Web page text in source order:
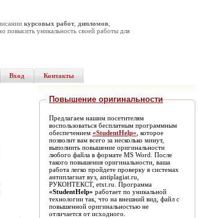
курсовых работ, дипломов
повысить уникальность своей работы для
Вход Контакты
Повышение оригинальности
Предлагаем нашим посетителям
воспользоваться бесплатным программным
обеспечением «StudentHelp» , которое
позволит вам всего за несколько минут,
выполнить повышение оригинальности
любого файла в формате MS Word. После
такого повышения оригинальности, ваша
работа легко пройдете проверку в системах
антиплагиат вуз, antiplagiat.ru,
РУКОНТЕКСТ, etxt.ru. Программа
«StudentHelp» работает по уникальной
технологии так, что на внешний вид, файл с
повышенной оригинальностью не
отличается от исходного.